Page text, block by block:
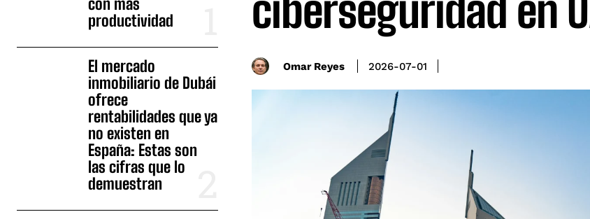
con más
productividad
El mercado
inmobiliario de Dubái
ofrece
rentabilidades que ya
no existen en
España: Estas son
las cifras que lo
demuestran
ciberseguridad en
Omar Reyes 2026-07-01